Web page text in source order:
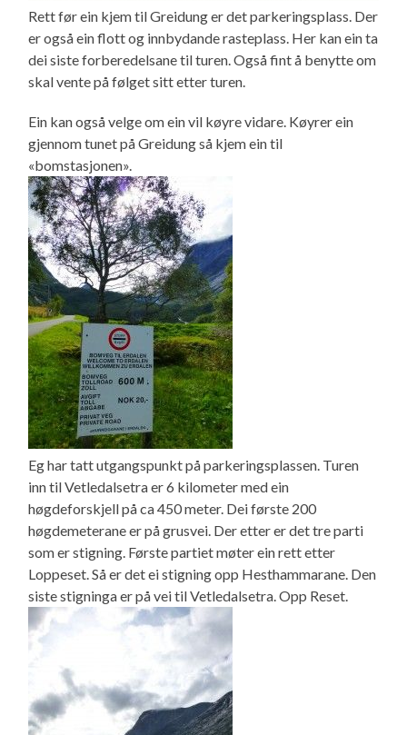
Rett før ein kjem til Greidung er det parkeringsplass. Der
er også ein flott og innbydande rasteplass. Her kan ein ta
dei siste forberedelsane til turen. Også fint å benytte om
skal vente på følget sitt etter turen.
Ein kan også velge om ein vil køyre vidare. Køyrer ein
gjennom tunet på Greidung så kjem ein til
«bomstasjonen».
Eg har tatt utgangspunkt på parkeringsplassen. Turen
inn til Vetledalsetra er 6 kilometer med ein
høgdeforskjell på ca 450 meter. Dei første 200
høgdemeterane er på grusvei. Der etter er det tre parti
som er stigning. Første partiet møter ein rett etter
Loppeset. Så er det ei stigning opp Hesthammarane. Den
siste stigninga er på vei til Vetledalsetra. Opp Reset.